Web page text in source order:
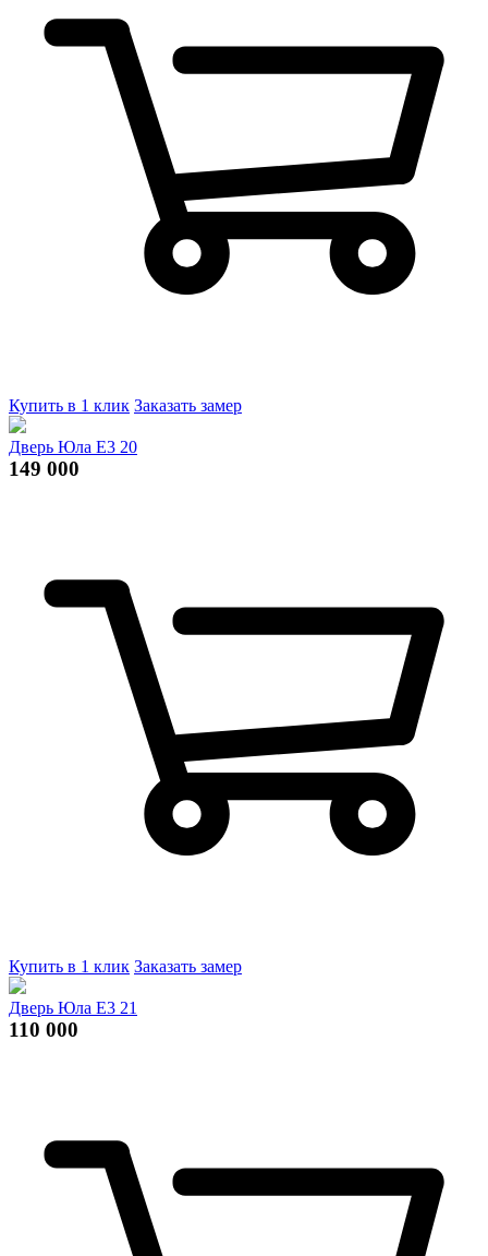
Купить в 1 клик Заказать замер
Дверь Юла Е3 20
149 000
Купить в 1 клик Заказать замер
Дверь Юла Е3 21
110 000